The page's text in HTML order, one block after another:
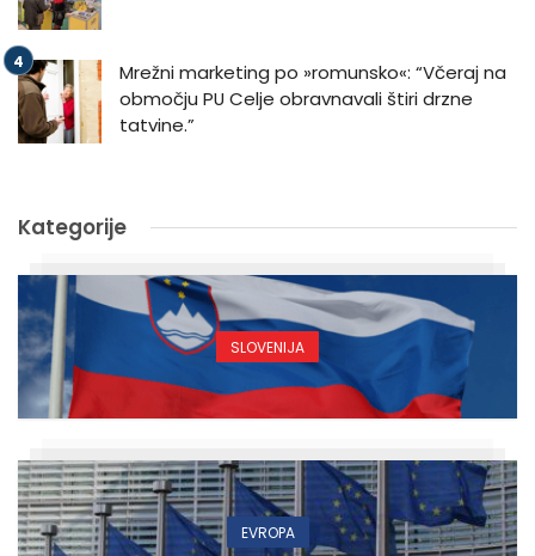
Mrežni marketing po »romunsko«: “Včeraj na
območju PU Celje obravnavali štiri drzne
tatvine.”
Kategorije
SLOVENIJA
EVROPA